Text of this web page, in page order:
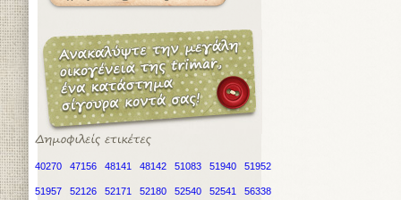
40270 47156 48141 48142 51083 51940 51952
51957 52126 52171 52180 52540 52541 56338